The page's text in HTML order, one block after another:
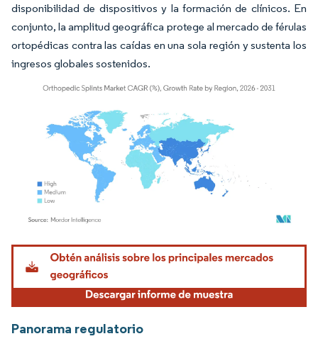
disponibilidad de dispositivos y la formación de clínicos. En
conjunto, la amplitud geográfica protege al mercado de férulas
ortopédicas contra las caídas en una sola región y sustenta los
ingresos globales sostenidos.
Imagen © Mordor Intelligence. El uso requiere atribución según CC BY 4.0.
Panorama regulatorio